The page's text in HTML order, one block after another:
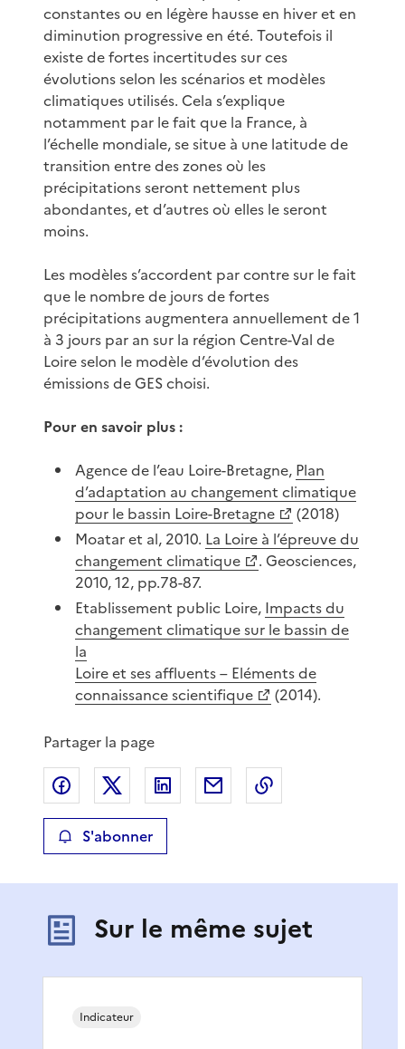
constantes ou en légère hausse en hiver et en
diminution progressive en été. Toutefois il
existe de fortes incertitudes sur ces
évolutions selon les scénarios et modèles
climatiques utilisés. Cela s’explique
notamment par le fait que la France, à
l’échelle mondiale, se situe à une latitude de
transition entre des zones où les
précipitations seront nettement plus
abondantes, et d’autres où elles le seront
moins.
Les modèles s’accordent par contre sur le fait
que le nombre de jours de fortes
précipitations augmentera annuellement de 1
à 3 jours par an sur la région Centre-Val de
Loire selon le modèle d’évolution des
émissions de GES choisi.
Pour en savoir plus :
Agence de l’eau Loire-Bretagne, Plan
d’adaptation au changement climatique
pour le bassin Loire-Bretagne
(2018)
Moatar et al, 2010. La Loire à l’épreuve du
changement climatique
. Geosciences,
2010, 12, pp.78-87.
Etablissement public Loire, Impacts du
changement climatique sur le bassin de
la
Loire et ses affluents – Eléments de
connaissance scientifique
(2014).
Partager la page
Partager sur Facebook
Partager sur XPartager sur LinkedIn
Partager par email
S'abonner
Sur le même sujet
Indicateur